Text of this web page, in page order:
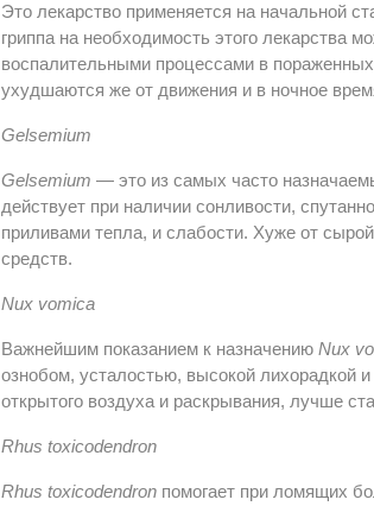
Это лекарство применяется на начальной
гриппа на необходимость этого лекарства
воспалительными процессами в
ухудшаются же от движения и в ночное
Gelsemium
Gelsemium — это из самых часто
действует при наличии сонливости,
приливами тепла, и слабости. Хуже от
средств.
Nux vomica
Важнейшим показанием к назначению Nux
ознобом, усталостью, высокой лихорадкой
открытого воздуха и раскрывания, лучше
Rhus toxicodendron
Rhus toxicodendron помогает при ломящих